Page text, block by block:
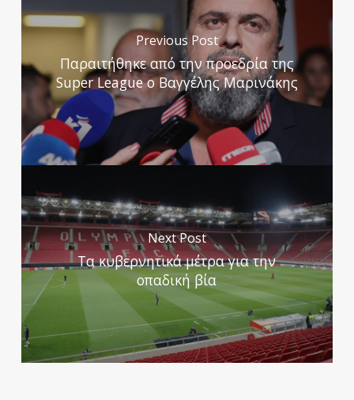
Previous Post
Παραιτήθηκε από την προεδρία της
Super League ο Βαγγέλης Μαρινάκης
Next Post
Τα κυβερνητικά μέτρα για την
οπαδική βία